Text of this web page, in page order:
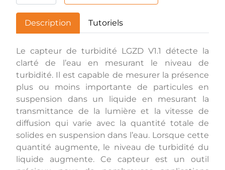
Description Tutoriels
Le capteur de turbidité LGZD V1.1 détecte la
clarté de l’eau en mesurant le niveau de
turbidité. Il est capable de mesurer la présence
plus ou moins importante de particules en
suspension dans un liquide en mesurant la
transmittance de la lumière et la vitesse de
diffusion qui varie avec la quantité totale de
solides en suspension dans l’eau. Lorsque cette
quantité augmente, le niveau de turbidité du
liquide augmente. Ce capteur est un outil